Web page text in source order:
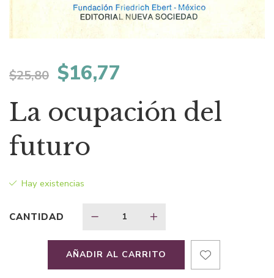
$25,80 El
precio
original
era:
$25,80.
$16,77
precio
La ocupación del
futuro
Hay existencias
CANTIDAD
AÑADIR AL CARRITO